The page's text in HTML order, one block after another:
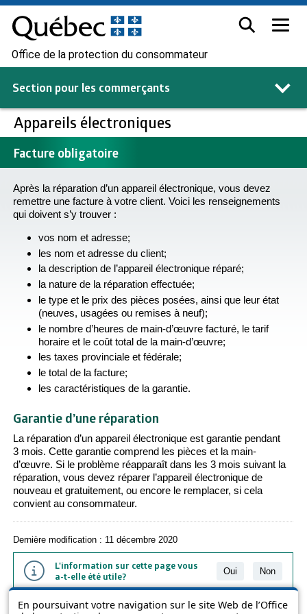
En poursuivant votre navigation sur le site Web de l’Office
Office de la protection du consommateur
Section pour les commerçants
Appareils électroniques
Facture obligatoire
Après la réparation d’un appareil électronique, vous devez
remettre une facture à votre client. Voici les renseignements
qui doivent s’y trouver :
vos nom et adresse;
les nom et adresse du client;
la description de l’appareil électronique réparé;
la nature de la réparation effectuée;
le type et le prix des pièces posées, ainsi que leur état
(neuves, usagées ou remises à neuf);
le nombre d’heures de main-d’œuvre facturé, le tarif
horaire et le coût total de la main-d’œuvre;
les taxes provinciale et fédérale;
le total de la facture;
les caractéristiques de la garantie.
Garantie d’une réparation
La réparation d’un appareil électronique est garantie pendant
3 mois. Cette garantie comprend les pièces et la main-
d’œuvre. Si le problème réapparaît dans les 3 mois suivant la
réparation, vous devez réparer l’appareil électronique de
nouveau et gratuitement, ou encore le remplacer, si cela
convient au consommateur.
Dernière modification : 11 décembre 2020
L'information sur cette page vous
a-t-elle été utile?
Oui Non
L'information présentée dans cette page a été vulgarisée pour en